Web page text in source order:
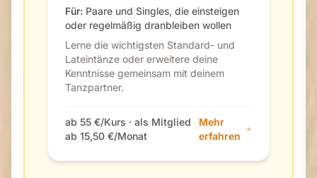
Für: Paare und Singles, die einsteigen
oder regelmäßig dranbleiben wollen
Lerne die wichtigsten Standard- und
Lateintänze oder erweitere deine
Kenntnisse gemeinsam mit deinem
Tanzpartner.
ab 55 €/Kurs · als Mitglied
ab 15,50 €/Monat
Mehr
erfahren